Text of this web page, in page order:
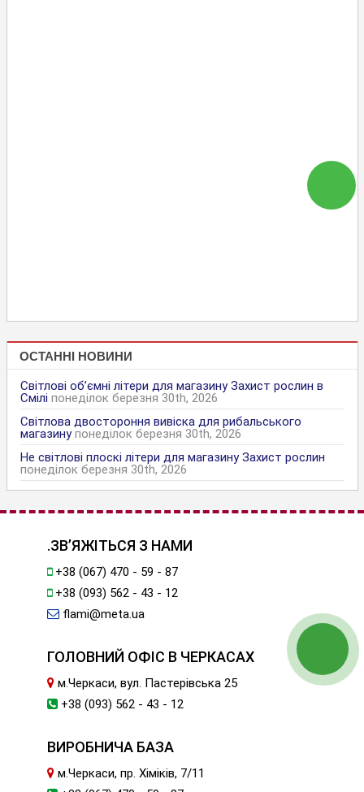
ОСТАННІ НОВИНИ
Світлові об’ємні літери для магазину Захист рослин в
Смілі понеділок березня 30th, 2026
Світлова двостороння вивіска для рибальського
магазину понеділок березня 30th, 2026
Не світлові плоскі літери для магазину Захист рослин
понеділок березня 30th, 2026
.ЗВ’ЯЖІТЬСЯ З НАМИ
+38 (067) 470 - 59 - 87
+38 (093) 562 - 43 - 12
flami@meta.ua
ГОЛОВНИЙ ОФІС В ЧЕРКАСАХ
м.Черкаси, вул. Пастерівська 25
+38 (093) 562 - 43 - 12
ВИРОБНИЧА БАЗА
м.Черкаси, пр. Хіміків, 7/11